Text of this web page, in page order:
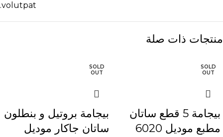
volutpat.
منتجات ذات صلة
SOLD
OUT
بيجامة 5 قطع ساتان
مطبع موديل 6020
SOLD
OUT
بيجامة بروتيل و بنطلون
ساتان جاكار موديل